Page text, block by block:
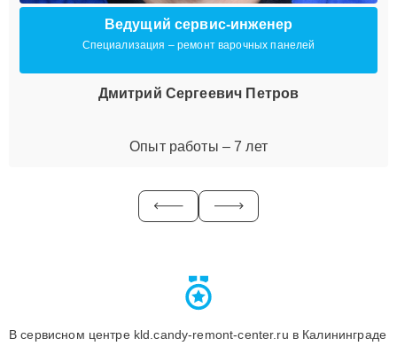
Ведущий сервис-инженер
Специализация – ремонт варочных панелей
Дмитрий Сергеевич Петров
Опыт работы – 7 лет
В сервисном центре kld.candy-remont-center.ru в Калининграде